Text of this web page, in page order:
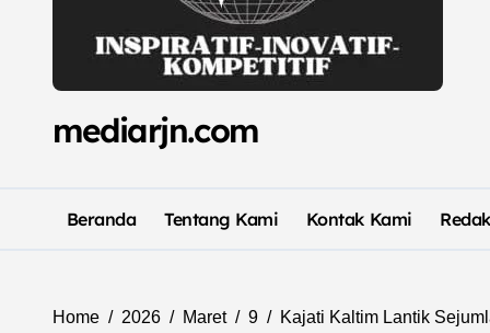
mediarjn.com
Beranda Tentang Kami Kontak Kami
Home 2026 Maret 9 Kajati Kaltim Lantik